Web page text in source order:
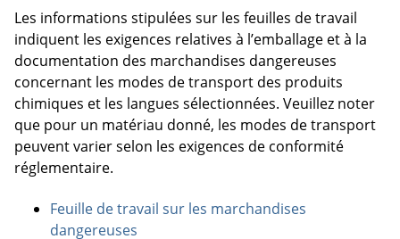
Les informations stipulées sur les feuilles de travail
indiquent les exigences relatives à l’emballage et à la
documentation des marchandises dangereuses
concernant les modes de transport des produits
chimiques et les langues sélectionnées. Veuillez noter
que pour un matériau donné, les modes de transport
peuvent varier selon les exigences de conformité
réglementaire.
Feuille de travail sur les marchandises
dangereuses